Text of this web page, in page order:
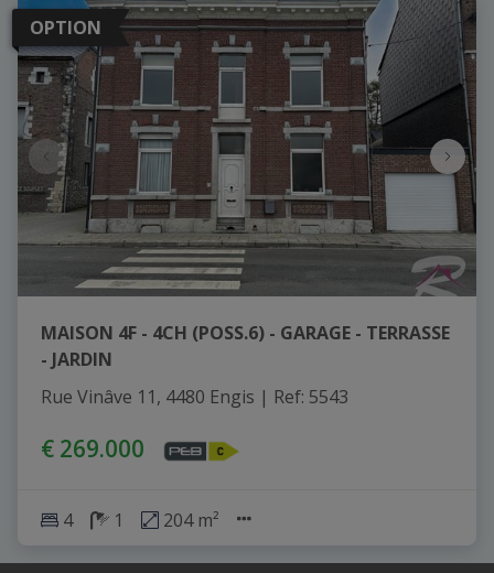
OPTION
MAISON 4F - 4CH (POSS.6) - GARAGE - TERRASSE
- JARDIN
Rue Vinâve 11, 4480 Engis | Ref: 5543
€ 269.000
4 1 204 m²